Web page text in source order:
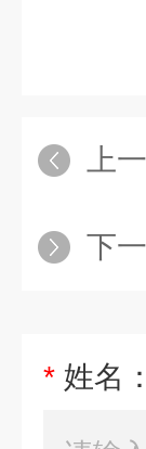
上
下
* 姓名：